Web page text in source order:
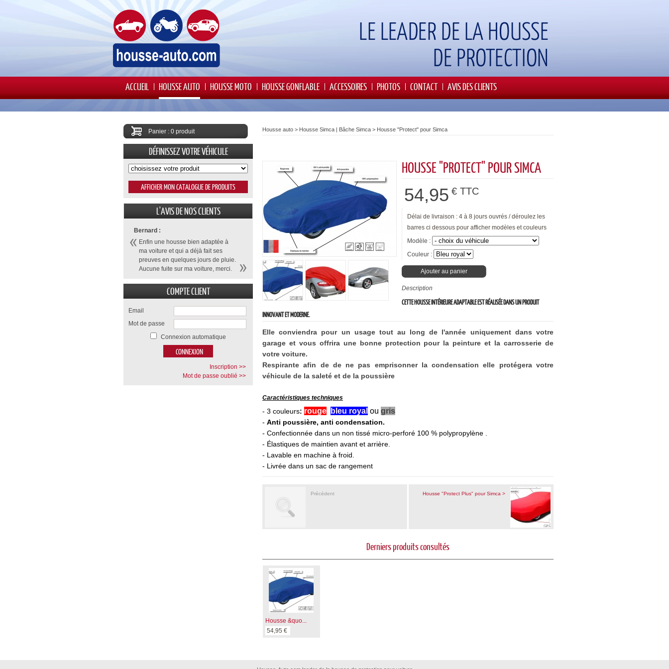
ACCUEIL HOUSSE AUTO HOUSSE MOTO HOUSSE GONFLABLE ACCESSOIRES PHOTOS CONTACT AVIS DES CLIENTS
Housse auto > Housse Simca | Bâche Simca > Housse "Protect" pour Simca
HOUSSE "PROTECT" POUR SIMCA
54,95 € TTC
Délai de livraison : 4 à 8 jours ouvrés / déroulez les
barres ci dessous pour afficher modèles et couleurs
Modèle :
Couleur :
Ajouter au panier
Description
CETTE HOUSSE INTÉRIEURE ADAPTABLE EST RÉALISÉE DANS UN PRODUIT
INNOVANT ET MODERNE.
Elle conviendra pour un usage tout au long de l'année uniquement dans votre
garage et vous offrira une bonne protection pour la peinture et la carrosserie de
votre voiture.
Respirante afin de de ne pas emprisonner la condensation elle protégera votre
véhicule de la saleté et de la poussière
Caractéristiques techniques
- 3 couleurs: rouge bleu royal ou gris
- Anti poussière, anti condensation.
- Confectionnée dans un non tissé micro-perforé 100 % polypropylène .
- Élastiques de maintien avant et arrière.
- Lavable en machine à froid.
- Livrée dans un sac de rangement
Précédent Housse "Protect Plus" pour Simca >
Derniers produits consultés
Housse &quo...
54,95 €
Panier : 0 produit
DÉFINISSEZ VOTRE VÉHICULE
L'AVIS DE NOS CLIENTS
Bernard :
Enfin une housse bien adaptée à
ma voiture et qui a déjà fait ses
preuves en quelques jours de pluie.
Aucune fuite sur ma voiture, merci.
COMPTE CLIENT
Email
Mot de passe
Connexion automatique
Inscription >>
Mot de passe oublié >>